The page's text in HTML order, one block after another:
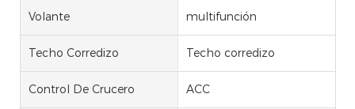
Volante multifunción
Techo Corredizo Techo corredizo
Control De Crucero ACC